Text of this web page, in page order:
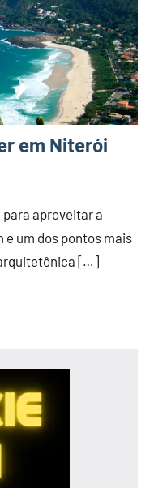
em Niterói
aproveitar a
e um dos pontos mais
[…]